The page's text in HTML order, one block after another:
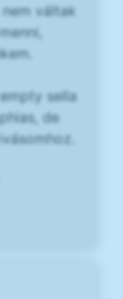
váltak
sella
de